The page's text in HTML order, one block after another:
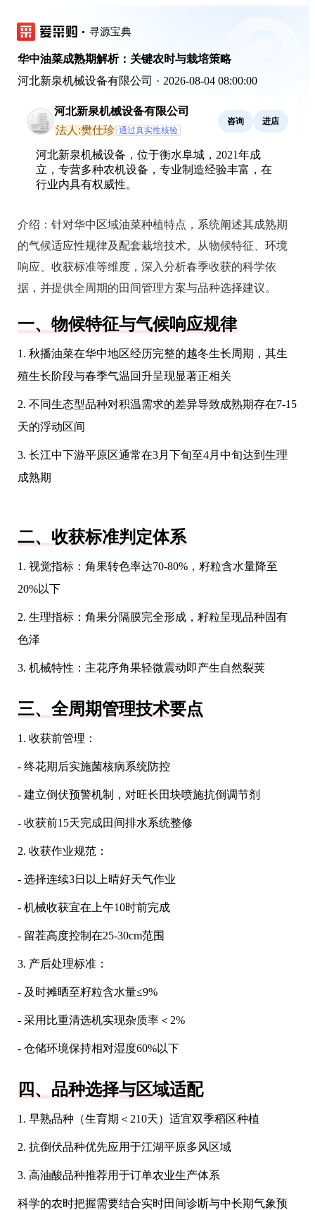
寻源宝典
华中油菜成熟期解析：关键农时与栽培策略
河北新泉机械设备有限公司 · 2026-08-04 08:00:00
河北新泉机械设备有限公司
法人:樊仕珍 通过真实性核验
咨询 进店
河北新泉机械设备，位于衡水阜城，2021年成
立，专营多种农机设备，专业制造经验丰富，在
行业内具有权威性。
介绍： 针对华中区域油菜种植特点，系统阐述其成熟期
的气候适应性规律及配套栽培技术。从物候特征、环境
响应、收获标准等维度，深入分析春季收获的科学依
据，并提供全周期的田间管理方案与品种选择建议。
一、物候特征与气候响应规律
1. 秋播油菜在华中地区经历完整的越冬生长周期，其生
殖生长阶段与春季气温回升呈现显著正相关
2. 不同生态型品种对积温需求的差异导致成熟期存在7-15
天的浮动区间
3. 长江中下游平原区通常在3月下旬至4月中旬达到生理
成熟期
二、收获标准判定体系
1. 视觉指标：角果转色率达70-80%，籽粒含水量降至
20%以下
2. 生理指标：角果分隔膜完全形成，籽粒呈现品种固有
色泽
3. 机械特性：主花序角果轻微震动即产生自然裂荚
三、全周期管理技术要点
1. 收获前管理：
- 终花期后实施菌核病系统防控
- 建立倒伏预警机制，对旺长田块喷施抗倒调节剂
- 收获前15天完成田间排水系统整修
2. 收获作业规范：
- 选择连续3日以上晴好天气作业
- 机械收获宜在上午10时前完成
- 留茬高度控制在25-30cm范围
3. 产后处理标准：
- 及时摊晒至籽粒含水量≤9%
- 采用比重清选机实现杂质率＜2%
- 仓储环境保持相对湿度60%以下
四、品种选择与区域适配
1. 早熟品种（生育期＜210天）适宜双季稻区种植
2. 抗倒伏品种优先应用于江湖平原多风区域
3. 高油酸品种推荐用于订单农业生产体系
科学的农时把握需要结合实时田间诊断与中长期气象预